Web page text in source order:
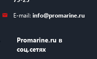
E-mail: info@promarine.ru
Promarine.ru в
соц.сетях